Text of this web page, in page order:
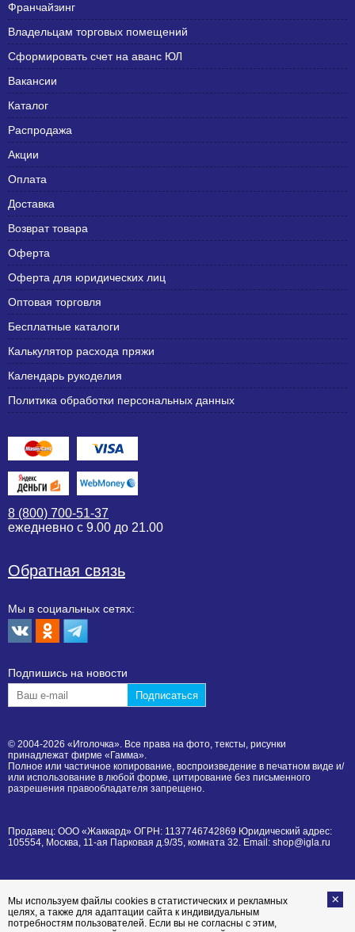
Франчайзинг
Владельцам торговых помещений
Сформировать счет на аванс ЮЛ
Вакансии
Каталог
Распродажа
Акции
Оплата
Доставка
Возврат товара
Оферта
Оферта для юридических лиц
Оптовая торговля
Бесплатные каталоги
Калькулятор расхода пряжи
Календарь рукоделия
Политика обработки персональных данных
8 (800) 700-51-37
ежедневно с 9.00 до 21.00
Обратная связь
Мы в социальных сетях:
Подпишиcь на новости
© 2004-2026 «Иголочка». Все права на фото, тексты, рисунки
принадлежат фирме «Гамма».
Полное или частичное копирование, воспроизведение в печатном виде и/
или использование в любой форме, цитирование без письменного
разрешения правообладателя запрещено.
Продавец: ООО «Жаккард» ОГРН: 1137746742869 Юридический адрес:
105554, Москва, 11-ая Парковая д.9/35, комната 32. Email: shop@igla.ru
Мы используем файлы cookies в статистических и рекламных
целях, а также для адаптации сайта к индивидуальным
потребностям пользователей. Если вы не согласны с этим,